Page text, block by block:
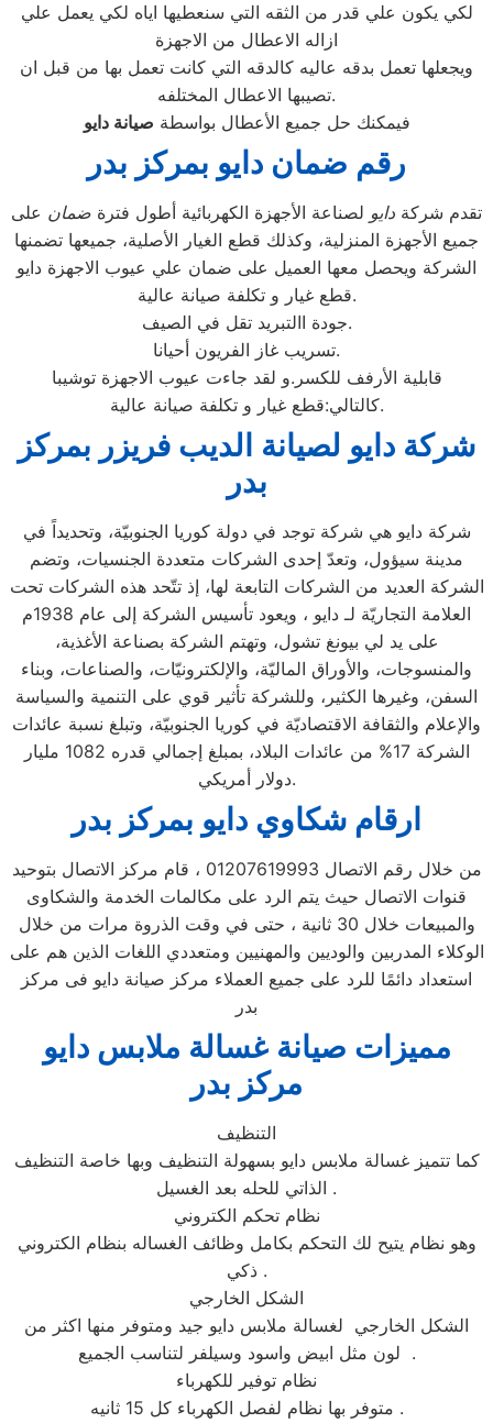
لكي يكون علي قدر من الثقه التي سنعطيها اياه لكي يعمل علي
ازاله الاعطال من الاجهزة
ويجعلها تعمل بدقه عاليه كالدقه التي كانت تعمل بها من قبل ان
تصيبها الاعطال المختلفه.
فيمكنك حل جميع الأعطال بواسطة صيانة دايو
رقم ضمان دايو بمركز بدر
تقدم شركة دايو لصناعة الأجهزة الكهربائية أطول فترة ضمان على
جميع الأجهزة المنزلية، وكذلك قطع الغيار الأصلية، جميعها تضمنها
الشركة ويحصل معها العميل على ضمان علي عيوب الاجهزة دايو
قطع غيار و تكلفة صيانة عالية.
جودة االتبريد تقل في الصيف.
تسريب غاز الفريون أحيانا.
قابلية الأرفف للكسر.و لقد جاءت عيوب الاجهزة توشيبا
كالتالي:قطع غيار و تكلفة صيانة عالية.
شركة دايو لصيانة الديب فريزر بمركز
بدر
شركة دايو هي شركة توجد في دولة كوريا الجنوبيّة، وتحديداً في
مدينة سيؤول، وتعدّ إحدى الشركات متعددة الجنسيات، وتضم
الشركة العديد من الشركات التابعة لها، إذ تتّحد هذه الشركات تحت
العلامة التجاريّة لـ دايو ، ويعود تأسيس الشركة إلى عام 1938م
على يد لي بيونغ تشول، وتهتم الشركة بصناعة الأغذية،
والمنسوجات، والأوراق الماليّة، والإلكترونيّات، والصناعات، وبناء
السفن، وغيرها الكثير، وللشركة تأثير قوي على التنمية والسياسة
والإعلام والثقافة الاقتصاديّة في كوريا الجنوبيّة، وتبلغ نسبة عائدات
الشركة 17% من عائدات البلاد، بمبلغ إجمالي قدره 1082 مليار
دولار أمريكي.
ارقام شكاوي دايو بمركز بدر
من خلال رقم الاتصال 01207619993 ، قام مركز الاتصال بتوحيد
قنوات الاتصال حيث يتم الرد على مكالمات الخدمة والشكاوى
والمبيعات خلال 30 ثانية ، حتى في وقت الذروة مرات من خلال
الوكلاء المدربين والوديين والمهنيين ومتعددي اللغات الذين هم على
استعداد دائمًا للرد على جميع العملاء مركز صيانة دايو فى مركز
بدر
مميزات صيانة غسالة ملابس دايو
مركز بدر
التنظيف
كما تتميز غسالة ملابس دايو بسهولة التنظيف وبها خاصة التنظيف
الذاتي للحله بعد الغسيل .
نظام تحكم الكتروني
وهو نظام يتيح لك التحكم بكامل وظائف الغساله بنظام الكتروني
ذكي .
الشكل الخارجي
الشكل الخارجي لغسالة ملابس دايو جيد ومتوفر منها اكثر من
لون مثل ابيض واسود وسيلفر لتناسب الجميع .
نظام توفير للكهرباء
متوفر بها نظام لفصل الكهرباء كل 15 ثانيه .